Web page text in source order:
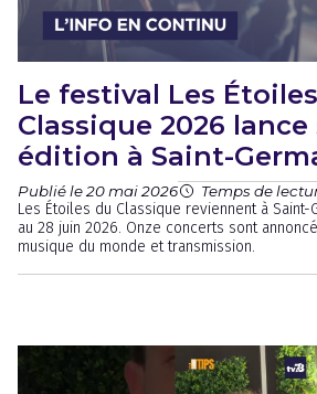
Le festival Les
Classique 2026 lance
édition à Saint-
Publié le 20 mai 2026 Temps de
Les Étoiles du Classique reviennent à Saint-
au 28 juin 2026. Onze concerts sont
musique du monde et transmission.